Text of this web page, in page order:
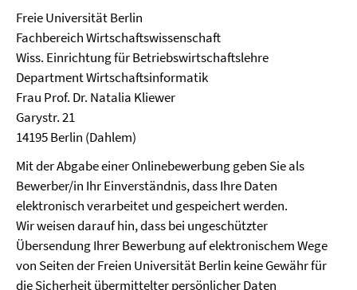
Freie Universität Berlin
Fachbereich Wirtschaftswissenschaft
Wiss. Einrichtung für Betriebswirtschaftslehre
Department Wirtschaftsinformatik
Frau Prof. Dr. Natalia Kliewer
Garystr. 21
14195 Berlin (Dahlem)
Mit der Abgabe einer Onlinebewerbung geben Sie als
Bewerber/in Ihr Einverständnis, dass Ihre Daten
elektronisch verarbeitet und gespeichert werden.
Wir weisen darauf hin, dass bei ungeschützter
Übersendung Ihrer Bewerbung auf elektronischem Wege
von Seiten der Freien Universität Berlin keine Gewähr für
die Sicherheit übermittelter persönlicher Daten